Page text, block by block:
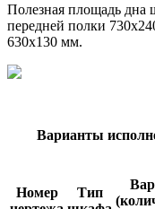
Полезная площадь дна
пе­редней полки
630x130 мм.
Варианты
Номер
Тип